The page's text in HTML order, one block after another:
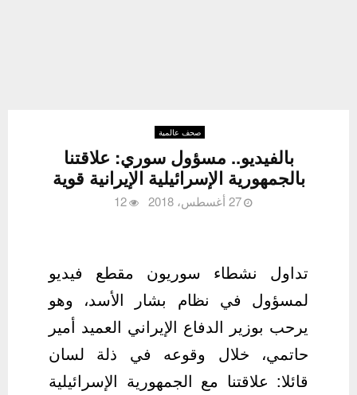
صحف عالمية
بالفيديو.. مسؤول سوري: علاقتنا
بالجمهورية الإسرائيلية الإيرانية قوية
27 أغسطس، 2018 12
تداول نشطاء سوريون مقطع فيديو
لمسؤول في نظام بشار الأسد، وهو
يرحب بوزير الدفاع الإيراني العميد أمير
حاتمي، خلال وقوعه في ذلة لسان
قائلا: علاقتنا مع الجمهورية الإسرائيلية